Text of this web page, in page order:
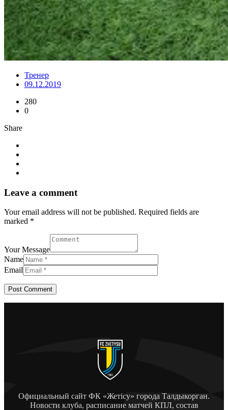
Тренер
09.12.2019
280
0
Share
Leave a comment
Your email address will not be published. Required fields are
marked *
Your Message
Name
Email
Официальный сайт ФК «Жетісу» города Талдыкорган.
Новости клуба, расписание матчей КПЛ, состав